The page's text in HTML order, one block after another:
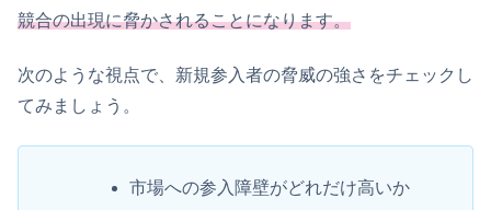
競合の出現に脅かされることになります。
次のような視点で、新規参入者の脅威の強さをチェックし
てみましょう。
市場への参入障壁がどれだけ高いか